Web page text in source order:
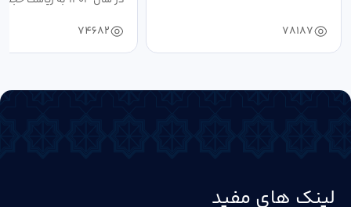
78187
74682
لینک های مفید